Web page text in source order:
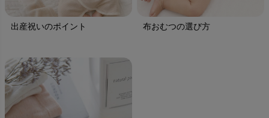
出産祝いのポイント 布おむつの選び方